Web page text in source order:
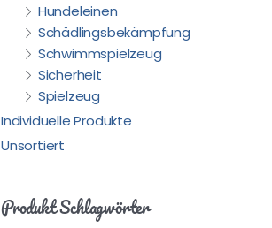
Hundeleinen
Schädlingsbekämpfung
Schwimmspielzeug
Sicherheit
Spielzeug
Individuelle Produkte
Unsortiert
Produkt Schlagwörter